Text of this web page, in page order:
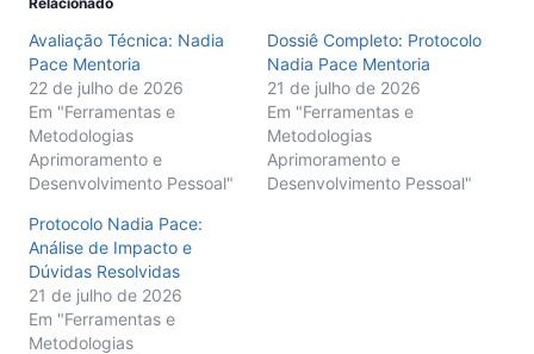
Avaliação Técnica: Nadia
Pace Mentoria
22 de julho de 2026
Em "Ferramentas e
Metodologias
Aprimoramento e
Desenvolvimento Pessoal"
Dossiê Completo: Protocolo
Nadia Pace Mentoria
21 de julho de 2026
Em "Ferramentas e
Metodologias
Aprimoramento e
Desenvolvimento Pessoal"
Protocolo Nadia Pace:
Análise de Impacto e
Dúvidas Resolvidas
21 de julho de 2026
Em "Ferramentas e
Metodologias